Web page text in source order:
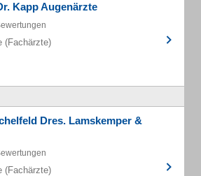
Kapp Augenärzte
(Fachärzte)
Dres. Lamskemper &
(Fachärzte)